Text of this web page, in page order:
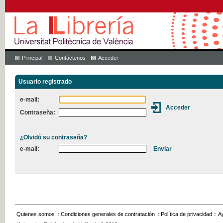
Principal Contáctenos Acceder
Usuario registrado
e-mail:
Contraseña:
¿Olvidó su contraseña?
e-mail:
Quienes somos :: Condiciones generales de contratación :: Política de privacidad ::